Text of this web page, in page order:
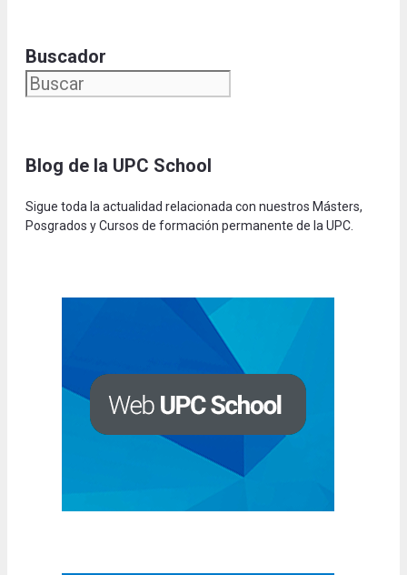
Buscador
Blog de la UPC School
Sigue toda la actualidad relacionada con nuestros Másters,
Posgrados y Cursos de formación permanente de la UPC.